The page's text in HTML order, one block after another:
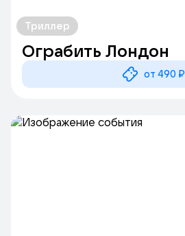
Триллер
Ограбить Лондон
от 490 ₽